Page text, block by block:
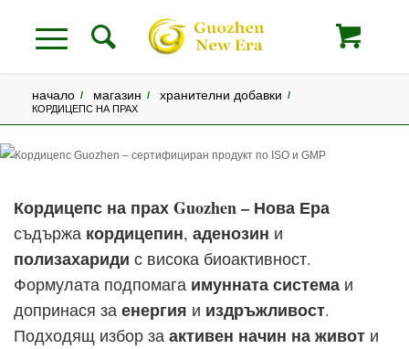
начало / магазин / хранителни добавки /
КОРДИЦЕПС НА ПРАХ
Кордицепс на прах Guozhen – Нова Ера
съдържа кордицепин, аденозин и
полизахариди с висока биоактивност.
Формулата подпомага имунната система и
допринася за енергия и издръжливост.
Подходящ избор за активен начин на живот и